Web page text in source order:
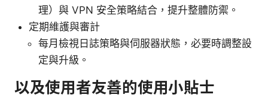
理）與 VPN 安全策略結合，提升整體防禦。
定期維護與審計
每月檢視日誌策略與伺服器狀態，必要時調整設
定與升級。
以及使用者友善的使用小貼士